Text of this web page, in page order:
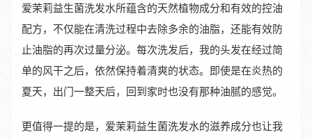
爱茉莉益生菌洗发水所蕴含的天然植物成分和有效的控油
配方，不仅能在清洗过程中去除多余的油脂，还能有效防
止油脂的再次过量分泌。每次洗发后，我的头发在经过简
单的风干之后，依然保持着清爽的状态。即使是在炎热的
夏天，出门一整天后，回到家时也没有那种油腻的感觉。
更值得一提的是，爱茉莉益生菌洗发水的滋养成分也让我